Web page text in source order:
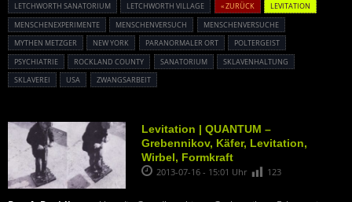
LETCHWORTH SANATORIUM
LETCHWORTH VILLAGE « ZURÜCK
LEVITATION
MENSCHENEXPERIMENTE
MENSCHENVERSUCH
MENSCHENVERSUCHE
MYTHEN METZGER
NEW YORK PARANORMALER ORT
POLTERGEIST
PSYCHIATRIE
ROCKLAND COUNTY SANATORIUM
SKLAVENHALTUNG
SKLAVEREI
USA ZWANGSARBEIT
Levitation | QUANTUM –
Grebennikov, Käfer, Levitation,
Wirbel, Formkraft
2013-07-16 - 15:01 Uhr 123